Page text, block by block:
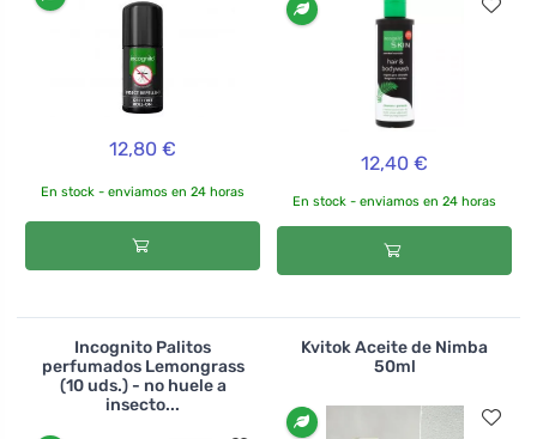
12,80 €
En stock - enviamos en 24 horas
12,40 €
En stock - enviamos en 24 horas
Incognito Palitos
perfumados Lemongrass
(10 uds.) - no huele a
insecto...
Kvitok Aceite de Nimba
50ml